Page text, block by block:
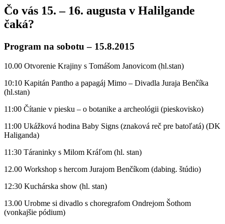
Čo vás 15. – 16. augusta v Halilgande
čaká?
Program na sobotu – 15.8.2015
10.00 Otvorenie Krajiny s Tomášom Janovicom (hl.stan)
10:10 Kapitán Pantho a papagáj Mimo – Divadla Juraja Benčíka
(hl.stan)
11:00 Čítanie v piesku – o botanike a archeológii (pieskovisko)
11:00 Ukážková hodina Baby Signs (znaková reč pre batoľatá) (DK
Haliganda)
11:30 Táraninky s Milom Kráľom (hl. stan)
12.00 Workshop s hercom Jurajom Benčíkom (dabing. štúdio)
12:30 Kuchárska show (hl. stan)
13.00 Urobme si divadlo s choregrafom Ondrejom Šothom
(vonkajšie pódium)